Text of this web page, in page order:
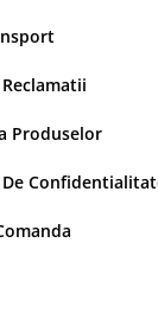
Produselor